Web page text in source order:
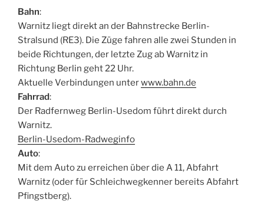
Bahn:
Warnitz liegt direkt an der Bahnstrecke Berlin-
Stralsund (RE3). Die Züge fahren alle zwei Stunden in
beide Richtungen, der letzte Zug ab Warnitz in
Richtung Berlin geht 22 Uhr.
Aktuelle Verbindungen unterwww.bahn.de
Fahrrad:
Der Radfernweg Berlin-Usedom führt direkt durch
Warnitz.
Berlin-Usedom-Radweginfo
Auto:
Mit dem Auto zu erreichen über die A 11, Abfahrt
Warnitz (oder für Schleichwegkenner bereits Abfahrt
Pfingstberg).